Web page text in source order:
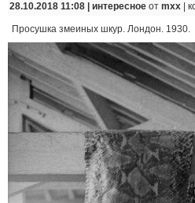
28.10.2018 11:08 | интересное от mxx
Просушка змеиных шкур. Лондон. 1930.